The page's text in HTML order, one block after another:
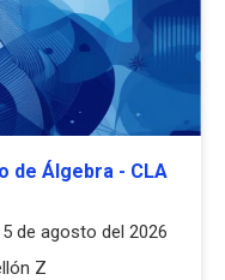
de Álgebra - CLA
de agosto del 2026
Z